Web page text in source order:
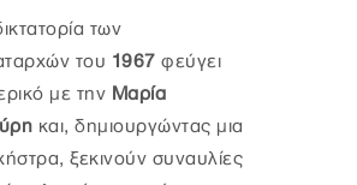
των
του 1967 φεύγει
με την Μαρία
και, δημιουργώντας μια
ξεκινούν συναυλίες